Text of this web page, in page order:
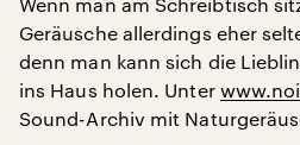
Geräusche allerdings eher
denn man kann sich die
ins Haus holen. Unter
Sound-Archiv mit